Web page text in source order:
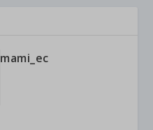
mami_ec